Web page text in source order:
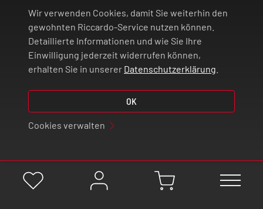
Wir verwenden Cookies, damit Sie weiterhin den
gewohnten Riccardo-Service nutzen können.
Detaillierte Informationen und wie Sie Ihre
Einwilligung jederzeit widerrufen können,
erhalten Sie in unserer Datenschutzerklärung
OK
Cookies verwalten
ZAHLUNG UND VERSAND
VERTRAG WIDERRUFEN
© 2026 | Riccardo Onlinestore GmbH